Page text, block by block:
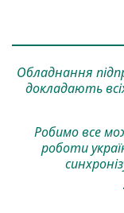
Обладнання
докладають
Робимо все
роботи